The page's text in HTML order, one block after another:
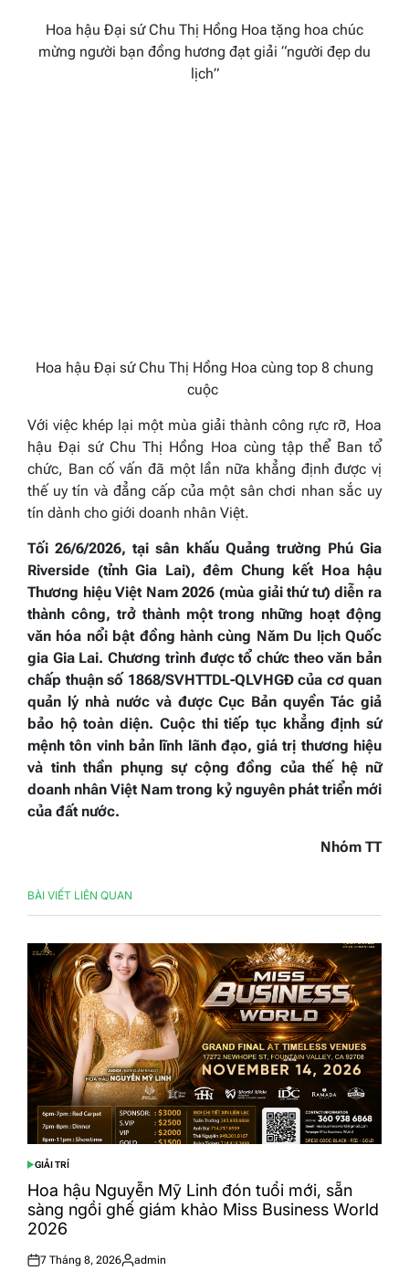
Hoa hậu Đại sứ Chu Thị Hồng Hoa tặng hoa chúc
mừng người bạn đồng hương đạt giải “người đẹp du
lịch”
Hoa hậu Đại sứ Chu Thị Hồng Hoa cùng top 8 chung
cuộc
Với việc khép lại một mùa giải thành công rực rỡ, Hoa
hậu Đại sứ Chu Thị Hồng Hoa cùng tập thể Ban tổ
chức, Ban cố vấn đã một lần nữa khẳng định được vị
thế uy tín và đẳng cấp của một sân chơi nhan sắc uy
tín dành cho giới doanh nhân Việt.
Tối 26/6/2026, tại sân khấu Quảng trường Phú Gia
Riverside (tỉnh Gia Lai), đêm Chung kết Hoa hậu
Thương hiệu Việt Nam 2026 (mùa giải thứ tư) diễn ra
thành công, trở thành một trong những hoạt động
văn hóa nổi bật đồng hành cùng Năm Du lịch Quốc
gia Gia Lai. Chương trình được tổ chức theo văn bản
chấp thuận số 1868/SVHTTDL-QLVHGĐ của cơ quan
quản lý nhà nước và được Cục Bản quyền Tác giả
bảo hộ toàn diện. Cuộc thi tiếp tục khẳng định sứ
mệnh tôn vinh bản lĩnh lãnh đạo, giá trị thương hiệu
và tinh thần phụng sự cộng đồng của thế hệ nữ
doanh nhân Việt Nam trong kỷ nguyên phát triển mới
của đất nước.
Nhóm TT
BÀI VIẾT LIÊN QUAN
POSTED
IN
GIẢI TRÍ
Hoa hậu Nguyễn Mỹ Linh đón tuổi mới, sẵn
sàng ngồi ghế giám khảo Miss Business World
2026
Posted
7 Tháng 8, 2026
Posted
admin